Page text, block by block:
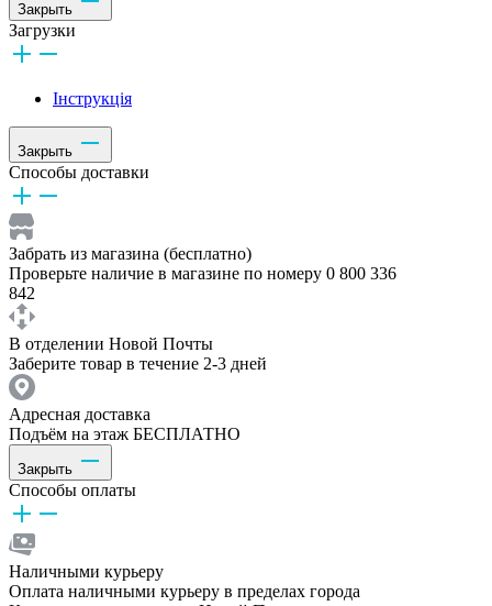
Закрыть
Загрузки
Інструкція
Закрыть
Способы доставки
Забрать из магазина (бесплатно)
Проверьте наличие в магазине по номеру 0 800 336
842
В отделении Новой Почты
Заберите товар в течение 2-3 дней
Адресная доставка
Подъём на этаж БЕСПЛАТНО
Закрыть
Способы оплаты
Наличными курьеру
Оплата наличными курьеру в пределах города